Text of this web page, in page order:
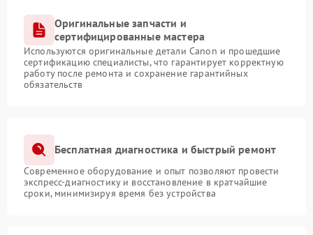
Оригинальные запчасти и
сертифицированные мастера
Используются оригинальные детали Canon и прошедшие
сертификацию специалисты, что гарантирует корректную
работу после ремонта и сохранение гарантийных
обязательств
Бесплатная диагностика и быстрый ремонт
Современное оборудование и опыт позволяют провести
экспресс-диагностику и восстановление в кратчайшие
сроки, минимизируя время без устройства